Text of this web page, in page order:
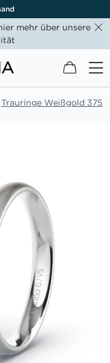
mehr über unsere
Mein
Trauringe Weißgold 375